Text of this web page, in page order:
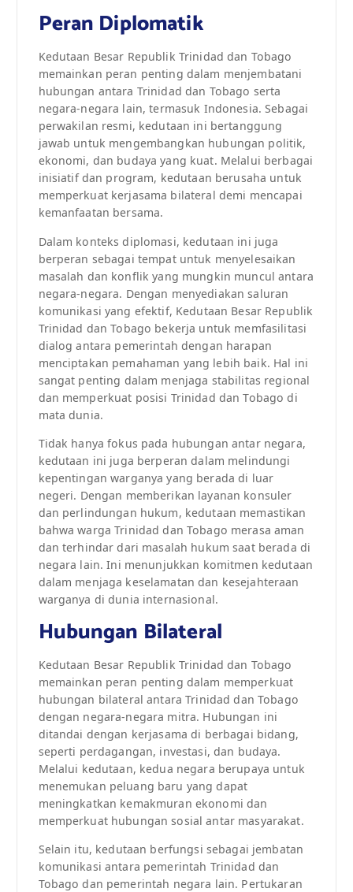
Peran Diplomatik
Kedutaan Besar Republik Trinidad dan Tobago
memainkan peran penting dalam menjembatani
hubungan antara Trinidad dan Tobago serta
negara-negara lain, termasuk Indonesia. Sebagai
perwakilan resmi, kedutaan ini bertanggung
jawab untuk mengembangkan hubungan politik,
ekonomi, dan budaya yang kuat. Melalui berbagai
inisiatif dan program, kedutaan berusaha untuk
memperkuat kerjasama bilateral demi mencapai
kemanfaatan bersama.
Dalam konteks diplomasi, kedutaan ini juga
berperan sebagai tempat untuk menyelesaikan
masalah dan konflik yang mungkin muncul antara
negara-negara. Dengan menyediakan saluran
komunikasi yang efektif, Kedutaan Besar Republik
Trinidad dan Tobago bekerja untuk memfasilitasi
dialog antara pemerintah dengan harapan
menciptakan pemahaman yang lebih baik. Hal ini
sangat penting dalam menjaga stabilitas regional
dan memperkuat posisi Trinidad dan Tobago di
mata dunia.
Tidak hanya fokus pada hubungan antar negara,
kedutaan ini juga berperan dalam melindungi
kepentingan warganya yang berada di luar
negeri. Dengan memberikan layanan konsuler
dan perlindungan hukum, kedutaan memastikan
bahwa warga Trinidad dan Tobago merasa aman
dan terhindar dari masalah hukum saat berada di
negara lain. Ini menunjukkan komitmen kedutaan
dalam menjaga keselamatan dan kesejahteraan
warganya di dunia internasional.
Hubungan Bilateral
Kedutaan Besar Republik Trinidad dan Tobago
memainkan peran penting dalam memperkuat
hubungan bilateral antara Trinidad dan Tobago
dengan negara-negara mitra. Hubungan ini
ditandai dengan kerjasama di berbagai bidang,
seperti perdagangan, investasi, dan budaya.
Melalui kedutaan, kedua negara berupaya untuk
menemukan peluang baru yang dapat
meningkatkan kemakmuran ekonomi dan
memperkuat hubungan sosial antar masyarakat.
Selain itu, kedutaan berfungsi sebagai jembatan
komunikasi antara pemerintah Trinidad dan
Tobago dan pemerintah negara lain. Pertukaran